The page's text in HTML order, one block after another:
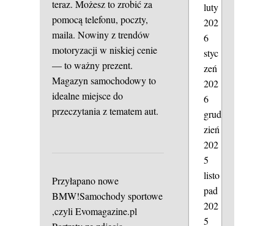
teraz. Możesz to zrobić za
pomocą telefonu, poczty,
maila. Nowiny z trendów
motoryzacji w niskiej cenie
— to ważny prezent.
Magazyn samochodowy to
idealne miejsce do
przeczytania z tematem aut.
Przyłapano nowe
BMW!Samochody sportowe
,czyli Evomagazine.pl
luty
202
6
styc
zeń
202
6
grud
zień
202
5
listo
pad
202
5